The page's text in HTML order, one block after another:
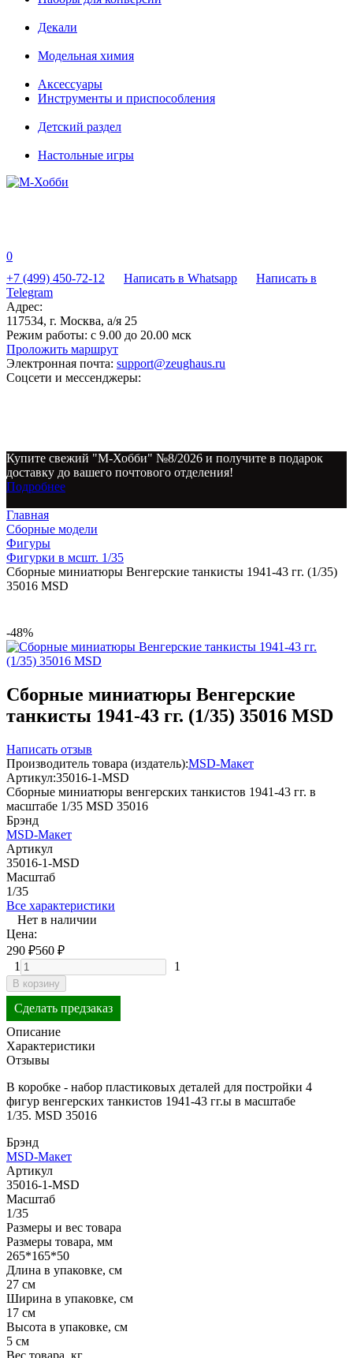
Декали
Модельная химия
Аксессуары
Инструменты и приспособления
Детский раздел
Настольные игры
0
+7 (499) 450-72-12
Написать в Whatsapp
Написать в
Telegram
Адрес:
117534, г. Москва, а/я 25
Режим работы: с 9.00 до 20.00 мск
Проложить маршрут
Электронная почта: support@zeughaus.ru
Соцсети и мессенджеры:
Купите свежий "М-Хобби" №8/2026 и получите в подарок
доставку до вашего почтового отделения!
Подробнее
Главная
Сборные модели
Фигуры
Фигурки в мсшт. 1/35
Сборные миниатюры Венгерские танкисты 1941-43 гг. (1/35)
35016 MSD
-48%
Сборные миниатюры Венгерские
танкисты 1941-43 гг. (1/35) 35016 MSD
Написать отзыв
Производитель товара (издатель):MSD-Макет
Артикул:35016-1-MSD
Сборные миниатюры венгерских танкистов 1941-43 гг. в
масштабе 1/35 MSD 35016
Брэнд
MSD-Макет
Артикул
35016-1-MSD
Масштаб
1/35
Все характеристики
Нет в наличии
Цена:
290 ₽560 ₽
1
1
В корзину
Сделать предзаказ
Описание
Характеристики
Отзывы
В коробке - набор пластиковых деталей для постройки 4
фигур венгерских танкистов 1941-43 гг.ы в масштабе
1/35. MSD 35016
Брэнд
MSD-Макет
Артикул
35016-1-MSD
Масштаб
1/35
Размеры и вес товара
Размеры товара, мм
265*165*50
Длина в упаковке, см
27 см
Ширина в упаковке, см
17 см
Высота в упаковке, см
5 см
Вес товара, кг